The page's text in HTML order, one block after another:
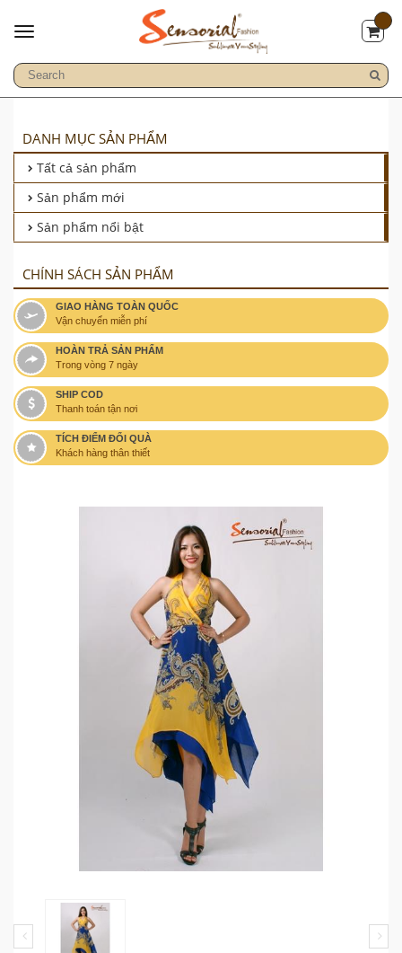
DANH MỤC SẢN PHẨM
Tất cả sản phẩm
Sản phẩm mới
Sản phẩm nổi bật
CHÍNH SÁCH SẢN PHẨM
GIAO HÀNG TOÀN QUỐC
Vận chuyển miễn phí
HOÀN TRẢ SẢN PHẨM
Trong vòng 7 ngày
SHIP COD
Thanh toán tận nơi
TÍCH ĐIỂM ĐỔI QUÀ
Khách hàng thân thiết